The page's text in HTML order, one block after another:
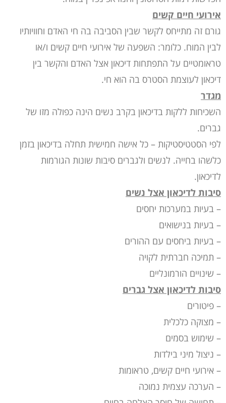
אירועי חיים קשים
גורם זה מתייחס לקשר שבין הסביבה בה חי האדם וחוויותיו
לבין המוח. כלומר: השפעה של אירועי חיים קשים ו/או
טראומטיים על התפתחות דיכאון אצל האדם והקשר בין
דיכאון לעוצמת הסטרס בה הוא חי.
מגדר
השכיחות ללקות בדיכאון בקרב נשים הינה כפולה מזו של
גברים.
לפי הסטטיסטיקות – כל אישה חמישית תחלה בדיכאון בזמן
כלשהו בחייה. לנשים ולגברים סיבות שונות הגורמות
לדיכאון.
סיבות לדיכאון אצל נשים
– בעיות במערכות יחסים
– בעיות בנישואים
– בעיות ביחסים עם ההורים
– תמיכה חברתית לקויה
– שינויים הורמונליים
סיבות לדיכאון אצל גברים
– פיטורים
– מצוקה כלכלית
– שימוש בסמים
– ניצול מיני בילדות
– אירועי חיים קשים, טראומות
– הערכה עצמית נמוכה